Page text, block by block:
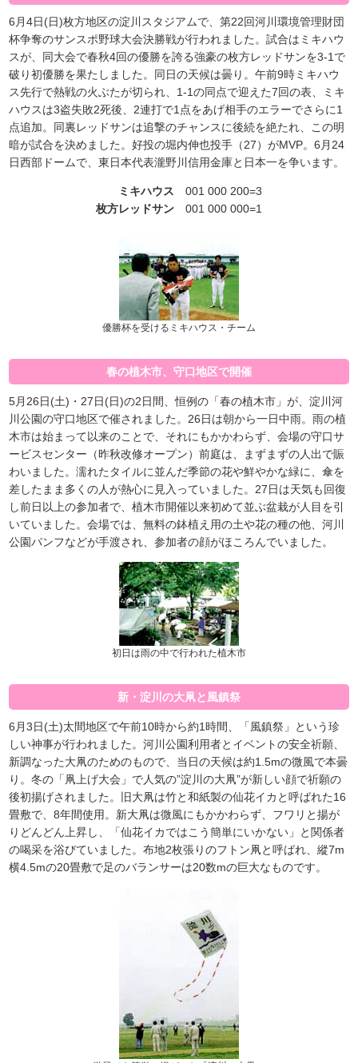
6月4日(日)枚方地区の淀川スタジアムで、第22回河川環境管理財団
杯争奪のサンスポ野球大会決勝戦が行われました。試合はミキハウ
スが、同大会で春秋4回の優勝を誇る強豪の枚方レッドサンを3-1で
破り初優勝を果たしました。同日の天候は曇り。午前9時ミキハウ
ス先行で熱戦の火ぶたが切られ、1-1の同点で迎えた7回の表、ミキ
ハウスは3盗失敗2死後、2連打で1点をあげ相手のエラーでさらに1
点追加。同裏レッドサンは追撃のチャンスに後続を絶たれ、この明
暗が試合を決めました。好投の堀内伸也投手（27）がMVP。6月24
日西部ドームで、東日本代表瀧野川信用金庫と日本一を争います。
ミキハウス 001 000 200=3
枚方レッドサン 001 000 000=1
優勝杯を受けるミキハウス・チーム
春の植木市、守口地区で開催
5月26日(土)・27日(日)の2日間、恒例の「春の植木市」が、淀川河
川公園の守口地区で催されました。26日は朝から一日中雨。雨の植
木市は始まって以来のことで、それにもかかわらず、会場の守口サ
ービスセンター（昨秋改修オープン）前庭は、まずまずの人出で賑
わいました。濡れたタイルに並んだ季節の花や鮮やかな緑に、傘を
差したまま多くの人が熱心に見入っていました。27日は天気も回復
し前日以上の参加者で、植木市開催以来初めて並ぶ盆栽が人目を引
いていました。会場では、無料の鉢植え用の土や花の種の他、河川
公園パンフなどが手渡され、参加者の顔がほころんでいました。
初日は雨の中で行われた植木市
新・淀川の大凧と風鎮祭
6月3日(土)太間地区で午前10時から約1時間、「風鎮祭」という珍
しい神事が行われました。河川公園利用者とイベントの安全祈願、
新調なった大凧のためのもので、当日の天候は約1.5mの微風で本曇
り。冬の「凧上げ大会」で人気の”淀川の大凧”が新しい顔で祈願の
後初揚げされました。旧大凧は竹と和紙製の仙花イカと呼ばれた16
畳敷で、8年間使用。新大凧は微風にもかかわらず、フワリと揚が
りどんどん上昇し、「仙花イカではこう簡単にいかない」と関係者
の喝采を浴びていました。布地2枚張りのフトン凧と呼ばれ、縱7m
横4.5mの20畳敷で足のバランサーは20数mの巨大なものです。